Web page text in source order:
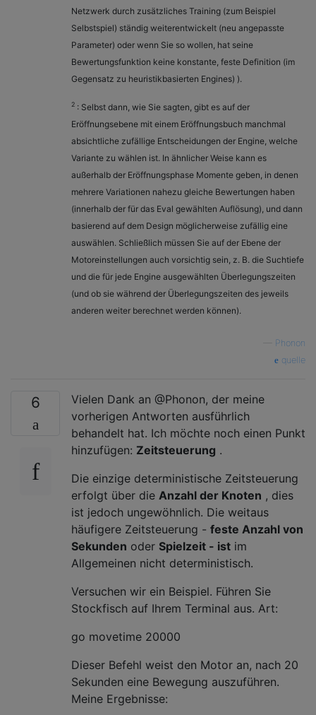
Netzwerk durch zusätzliches Training (zum Beispiel
Selbstspiel) ständig weiterentwickelt (neu angepasste
Parameter) oder wenn Sie so wollen, hat seine
Bewertungsfunktion keine konstante, feste Definition (im
Gegensatz zu heuristikbasierten Engines) ).
2 : Selbst dann, wie Sie sagten, gibt es auf der
Eröffnungsebene mit einem Eröffnungsbuch manchmal
absichtliche zufällige Entscheidungen der Engine, welche
Variante zu wählen ist. In ähnlicher Weise kann es
außerhalb der Eröffnungsphase Momente geben, in denen
mehrere Variationen nahezu gleiche Bewertungen haben
(innerhalb der für das Eval gewählten Auflösung), und dann
basierend auf dem Design möglicherweise zufällig eine
auswählen. Schließlich müssen Sie auf der Ebene der
Motoreinstellungen auch vorsichtig sein, z. B. die Suchtiefe
und die für jede Engine ausgewählten Überlegungszeiten
(und ob sie während der Überlegungszeiten des jeweils
anderen weiter berechnet werden können).
Phonon
quelle
6
Vielen Dank an @Phonon, der meine
vorherigen Antworten ausführlich
behandelt hat. Ich möchte noch einen Punkt
hinzufügen: Zeitsteuerung .
Die einzige deterministische Zeitsteuerung
erfolgt über die Anzahl der Knoten , dies
ist jedoch ungewöhnlich. Die weitaus
häufigere Zeitsteuerung - feste Anzahl von
Sekunden oder Spielzeit - ist im
Allgemeinen nicht deterministisch.
Versuchen wir ein Beispiel. Führen Sie
Stockfisch auf Ihrem Terminal aus. Art:
go movetime 20000
Dieser Befehl weist den Motor an, nach 20
Sekunden eine Bewegung auszuführen.
Meine Ergebnisse: